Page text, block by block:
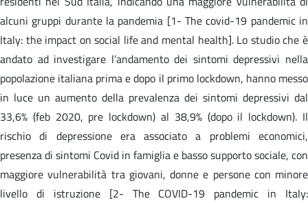
alcuni gruppi durante la pandemia [1- The covid-19 pandemic in
Italy: the impact on social life and mental health]. Lo studio che è
andato ad investigare l’andamento dei sintomi depressivi nella
popolazione italiana prima e dopo il primo lockdown, hanno messo
in luce un aumento della prevalenza dei sintomi depressivi dal
33,6% (feb 2020, pre lockdown) al 38,9% (dopo il lockdown). Il
rischio di depressione era associato a problemi economici,
presenza di sintomi Covid in famiglia e basso supporto sociale, con
maggiore vulnerabilità tra giovani, donne e persone con minore
livello di istruzione [2- The COVID-19 pandemic in Italy: